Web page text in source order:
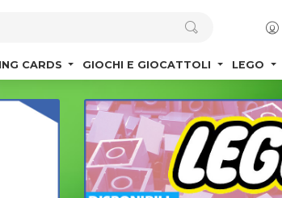
CARDS GIOCHI E GIOCATTOLI LEGO